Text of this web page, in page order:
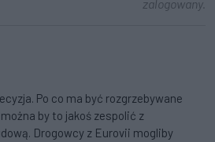
zalogowany.
Po co ma być rozgrzebywane
by to jakoś zespolić z
Drogowcy z Eurovii mogliby